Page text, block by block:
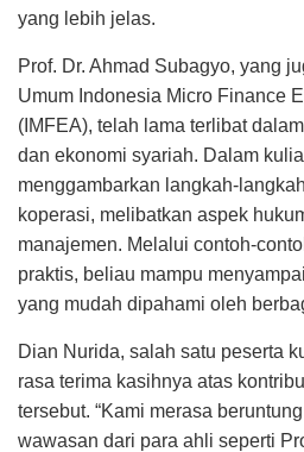
yang lebih jelas.
Prof. Dr. Ahmad Subagyo, yang
Umum Indonesia Micro Finance
(IMFEA), telah lama terlibat
dan ekonomi syariah. Dalam
menggambarkan langkah-
koperasi, melibatkan aspek
manajemen. Melalui contoh-
praktis, beliau mampu
yang mudah dipahami oleh
Dian Nurida, salah satu peserta
rasa terima kasihnya atas
tersebut. “Kami merasa
wawasan dari para ahli seperti